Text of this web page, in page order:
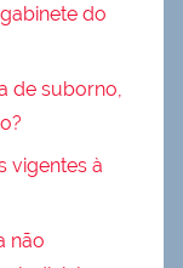
do
de suborno,
vigentes à
não